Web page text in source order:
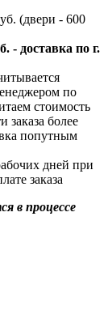
(двери - 600
- доставка по г.
по
стоимость
заказа более
попутным
дней при
заказа
в процессе